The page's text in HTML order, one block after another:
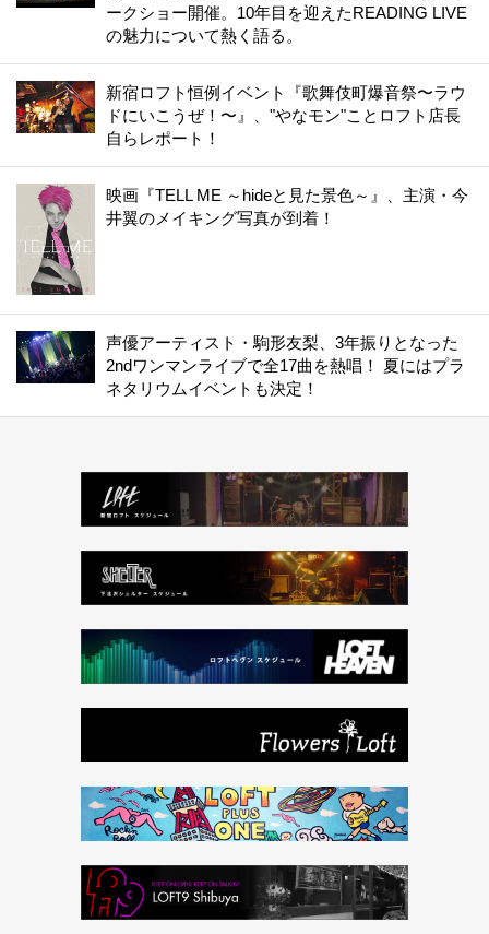
ークショー開催。10年目を迎えたREADING LIVE
の魅力について熱く語る。
新宿ロフト恒例イベント『歌舞伎町爆音祭〜ラウ
ドにいこうぜ！〜』、"やなモン"ことロフト店長
自らレポート！
映画『TELL ME ～hideと見た景色～』、主演・今
井翼のメイキング写真が到着！
声優アーティスト・駒形友梨、3年振りとなった
2ndワンマンライブで全17曲を熱唱！ 夏にはプラ
ネタリウムイベントも決定！